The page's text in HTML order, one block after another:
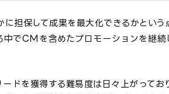
に担保して成果を最大化できるかとい
でCMを含めたプロモーションを継続
ドを獲得する難易度は日々上がってお